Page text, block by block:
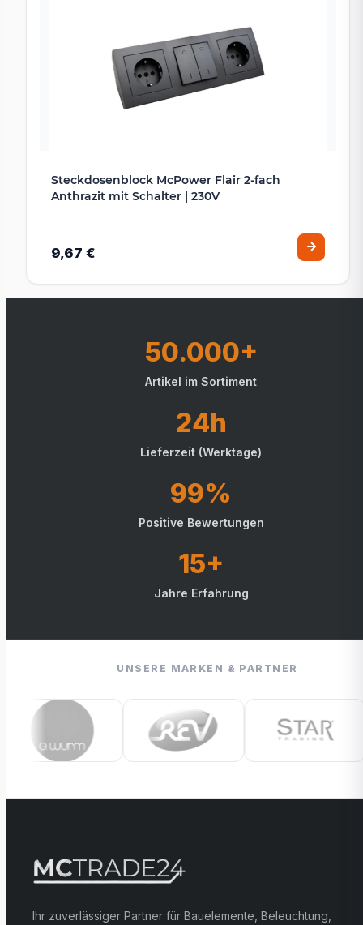
Steckdosenblock McPower Flair 2-fach
Anthrazit mit Schalter | 230V
9,67 €
50.000+
Artikel im Sortiment
24h
Lieferzeit (Werktage)
99%
Positive Bewertungen
15+
Jahre Erfahrung
UNSERE MARKEN & PARTNER
Ihr zuverlässiger Partner für Bauelemente, Beleuchtung,